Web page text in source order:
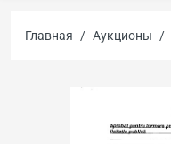
Главная Аукционы